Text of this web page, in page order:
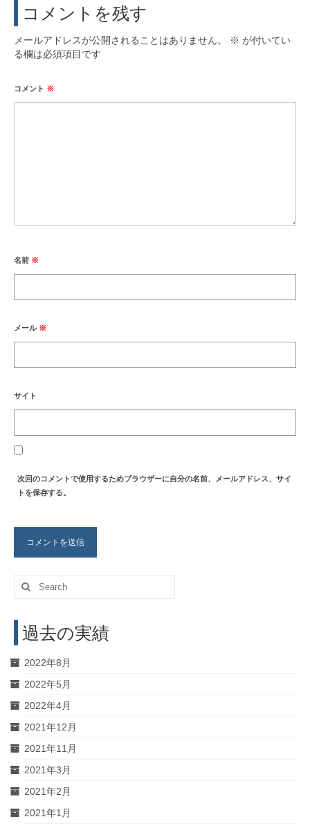
コメントを残す
メールアドレスが公開されることはありません。 ※ が付いてい
る欄は必須項目です
コメント ※
名前 ※
メール ※
サイト
次回のコメントで使用するためブラウザーに自分の名前、メールアドレス、サイ
トを保存する。
Search
for:
過去の実績
2022年8月
2022年5月
2022年4月
2021年12月
2021年11月
2021年3月
2021年2月
2021年1月